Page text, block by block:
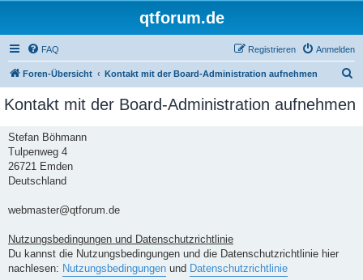
qtforum.de
FAQ Anmelden
Registrieren
Foren-Übersicht Kontakt mit der Board-Administration aufnehmen
c
Kontakt mit der Board-Administration aufnehmen
Stefan Böhmann
Tulpenweg 4
26721 Emden
Deutschland
webmaster@qtforum.de
Nutzungsbedingungen und Datenschutzrichtlinie
Du kannst die Nutzungsbedingungen und die Datenschutzrichtlinie hier
nachlesen: Nutzungsbedingungen und Datenschutzrichtlinie